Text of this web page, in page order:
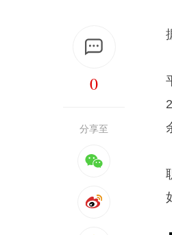
0
分享至